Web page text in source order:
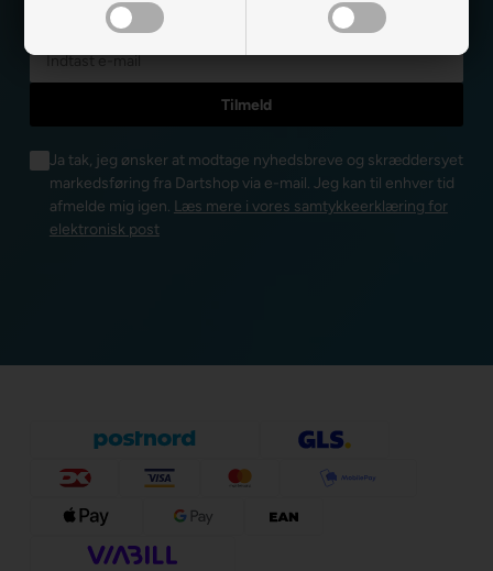
Ja tak, jeg ønsker at modtage nyhedsbreve og skræddersyet
markedsføring fra Dartshop via e-mail. Jeg kan til enhver tid
afmelde mig igen. Læs mere i vores samtykkeerklæring for
elektronisk post